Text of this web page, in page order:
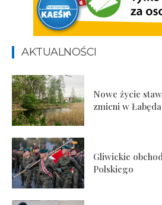
AKTUALNOŚCI
Nowe życie
zmieni w
Gliwickie
Polskiego